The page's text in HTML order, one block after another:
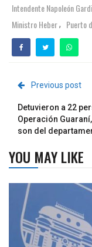
Intendente Napoleón
Ministro Heber, Puerto
Previous post
Detuvieron a 22
Operación
son del
YOU MAY LIKE